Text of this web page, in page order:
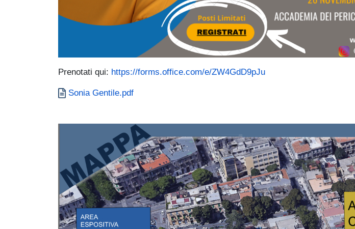
Prenotati qui: https://forms.office.com/e/ZW4GdD9pJu(link is external)
Document
Sonia Gentile.pdf